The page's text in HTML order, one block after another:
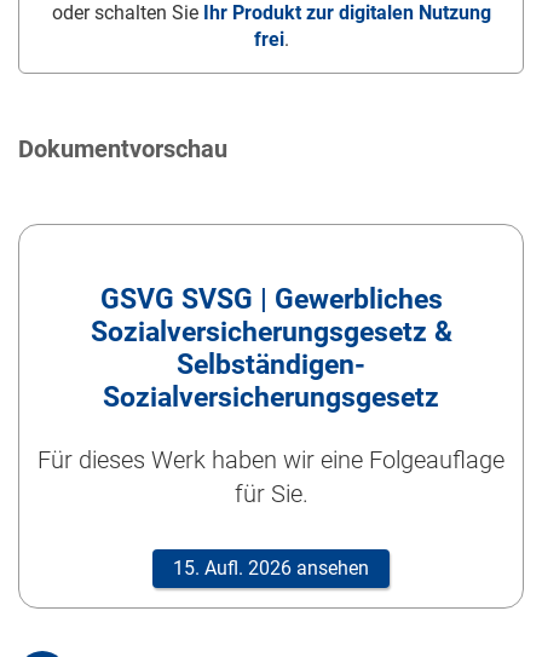
oder schalten Sie
Ihr Produkt zur digitalen Nutzung
frei.
Dokumentvorschau
GSVG SVSG | Gewerbliches
Sozialversicherungsgesetz &
Selbständigen-
Sozialversicherungsgesetz
Für dieses Werk haben wir eine Folgeauflage
für Sie.
15. Aufl. 2026 ansehen